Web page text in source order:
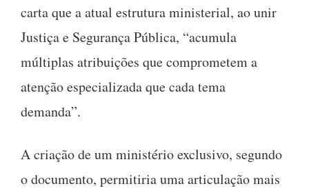
carta que a atual estrutura ministerial, ao unir
Justiça e Segurança Pública, “acumula
múltiplas atribuições que comprometem a
atenção especializada que cada tema
demanda”.
A criação de um ministério exclusivo, segundo
o documento, permitiria uma articulação mais